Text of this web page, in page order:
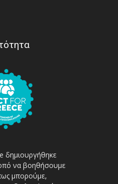
δημιουργήθηκε
να βοηθήσουμε
μπορούμε,